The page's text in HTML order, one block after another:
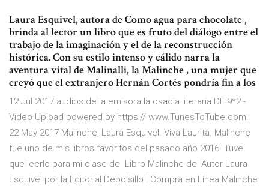
Laura Esquivel, autora de Como agua para chocolate ,
brinda al lector un libro que es fruto del diálogo entre el
trabajo de la imaginación y el de la reconstrucción
histórica. Con su estilo intenso y cálido narra la
aventura vital de Malinalli, la Malinche , una mujer que
creyó que el extranjero Hernán Cortés pondría fin a los
12 Jul 2017 audios de la emisora la osadia literaria DE 9*2 -
Video Upload powered by https:// www.TunesToTube.com.
22 May 2017 Malinche, Laura Esquivel. Viva Laurita. Malinche
fue uno de mis libros favoritos del pasado año 2016. Tuve
que leerlo para mi clase de Libro Malinche del Autor Laura
Esquivel por la Editorial Debolsillo | Compra en Línea Malinche